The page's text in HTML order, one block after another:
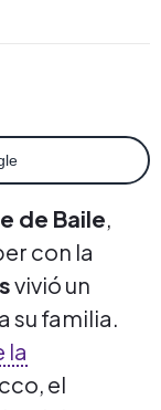
de Baile,
con la
vivió un
su familia.
la
el